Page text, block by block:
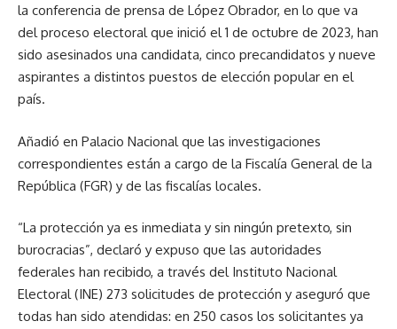
la conferencia de prensa de López Obrador, en lo que va
del proceso electoral que inició el 1 de octubre de 2023, han
sido asesinados una candidata, cinco precandidatos y nueve
aspirantes a distintos puestos de elección popular en el
país.
Añadió en Palacio Nacional que las investigaciones
correspondientes están a cargo de la Fiscalía General de la
República (FGR) y de las fiscalías locales.
“La protección ya es inmediata y sin ningún pretexto, sin
burocracias”, declaró y expuso que las autoridades
federales han recibido, a través del Instituto Nacional
Electoral (INE) 273 solicitudes de protección y aseguró que
todas han sido atendidas: en 250 casos los solicitantes ya